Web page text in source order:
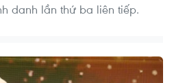
danh lần thứ ba liên tiếp.